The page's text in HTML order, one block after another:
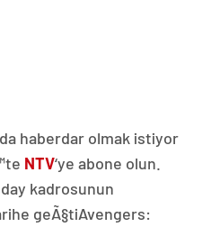
haberdar olmak istiyor
NTV‘ye abone olun.
kadrosunun
geÃ§tiAvengers: